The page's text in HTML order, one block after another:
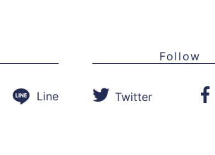
Line
Follow
Twitter